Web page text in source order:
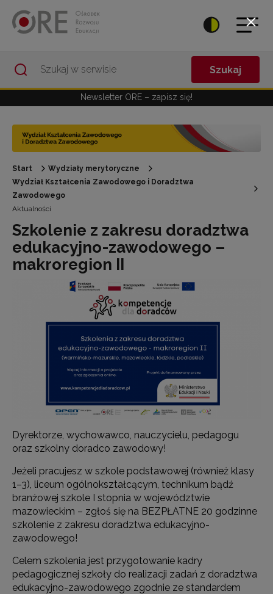
Szukaj
Newsletter ORE – zapisz się!
Start
Wydziały merytoryczne
Wydział Kształcenia Zawodowego i Doradztwa
Zawodowego
Aktualności
Szkolenie z zakresu doradztwa
edukacyjno-zawodowego –
makroregion II
Dyrektorze, wychowawco, nauczycielu, pedagogu
oraz szkolny doradco zawodowy!
Jeżeli pracujesz w szkole podstawowej (również klasy
1–3), liceum ogólnokształcącym, technikum bądź
branżowej szkole I stopnia w województwie
mazowieckim – zgłoś się na BEZPŁATNE 20 godzinne
szkolenie z zakresu doradztwa edukacyjno-
zawodowego!
Celem szkolenia jest przygotowanie kadry
pedagogicznej szkoły do realizacji zadań z doradztwa
edukacyjno-zawodowego zgodnie ze standardem